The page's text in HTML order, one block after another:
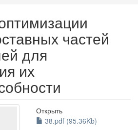
частей
для
их
Открыть
38.pdf (95.36Kb)